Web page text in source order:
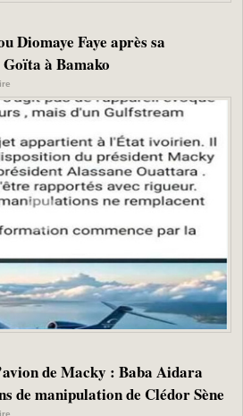
Diomaye Faye après sa
à Bamako
de Macky : Baba Aidara
de manipulation de Clédor Sène